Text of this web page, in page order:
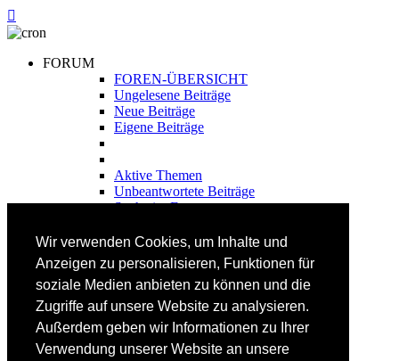
Wir verwenden Cookies, um Inhalte und
Anzeigen zu personalisieren, Funktionen für
soziale Medien anbieten zu können und die
Zugriffe auf unsere Website zu analysieren.
Außerdem geben wir Informationen zu Ihrer
Verwendung unserer Website an unsere
FORUM
FOREN-ÜBERSICHT
Ungelesene Beiträge
Neue Beiträge
Eigene Beiträge
Aktive Themen
Unbeantwortete Beiträge
Suche im Forum
FAHRTECHNIK
Fortgeschrittene
Lehrplan
Videoanalyse
SKI